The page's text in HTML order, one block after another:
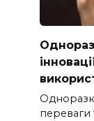
переваги